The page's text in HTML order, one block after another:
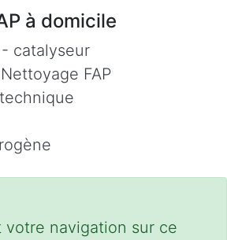
votre navigation sur ce
à domicile
catalyseur
FAP
20 19